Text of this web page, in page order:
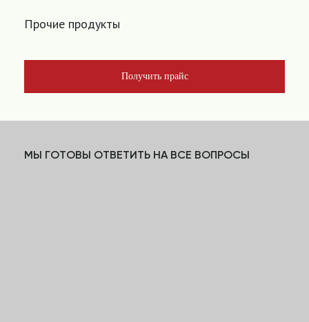
Прочие продукты
Получить прайс
МЫ ГОТОВЫ ОТВЕТИТЬ НА ВСЕ ВОПРОСЫ